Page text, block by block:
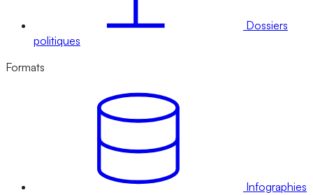
Dossiers
politiques
Formats
Infographies